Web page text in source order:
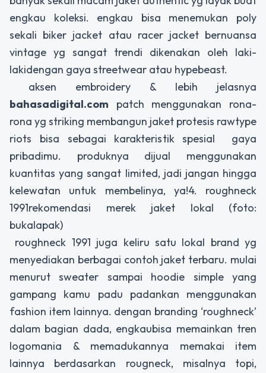
engkau koleksi. engkau bisa menemukan poly
sekali biker jacket atau racer jacket bernuansa
vintage yg sangat trendi dikenakan oleh laki-
lakidengan gaya streetwear atau hypebeast.
aksen embroidery & lebih jelasnya
bahasadigital.com patch menggunakan rona-
rona yg striking membangun jaket protesis rawtype
riots bisa sebagai karakteristik spesial gaya
pribadimu. produknya dijual menggunakan
kuantitas yang sangat limited, jadi jangan hingga
kelewatan untuk membelinya, ya!4. roughneck
1991rekomendasi merek jaket lokal (foto:
bukalapak)
roughneck 1991 juga keliru satu lokal brand yg
menyediakan berbagai contoh jaket terbaru. mulai
menurut sweater sampai hoodie simple yang
gampang kamu padu padankan menggunakan
fashion item lainnya. dengan branding ‘roughneck’
dalam bagian dada, engkaubisa memainkan tren
logomania & memadukannya memakai item
lainnya berdasarkan rougneck, misalnya topi,